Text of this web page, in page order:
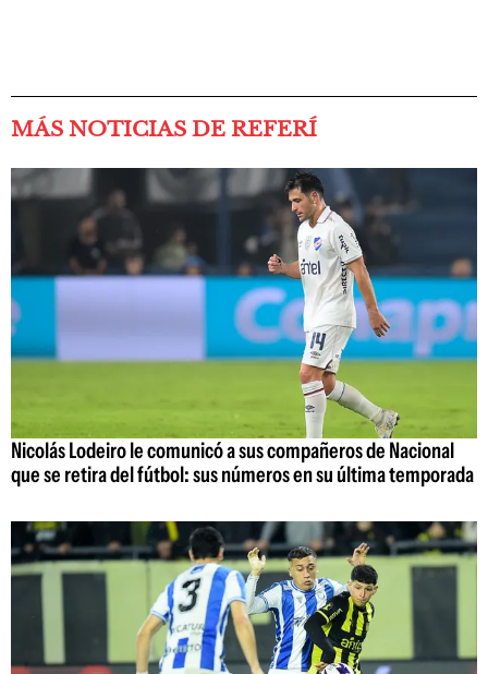
MÁS NOTICIAS DE REFERÍ
Nicolás Lodeiro le comunicó a sus compañeros de Nacional
que se retira del fútbol: sus números en su última temporada